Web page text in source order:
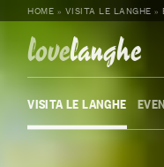
HOME » VISITA LE LANGHE »
lovelanghe
VISITA LE LANGHE